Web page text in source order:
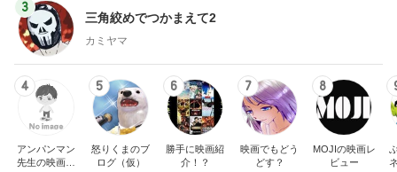
3
三角絞めでつかまえて2
カミヤマ
4
アンパンマン
先生の映画講
5
怒りくまのブ
ログ（仮）
6
勝手に映画紹
介！？
7
映画でもどう
どす？
8
MOJIの映画レ
ビュー